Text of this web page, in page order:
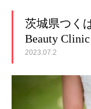
茨城県つく
Beauty
2023.07.2